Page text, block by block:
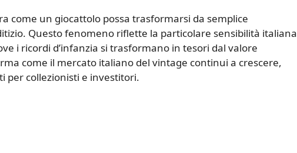
come un giocattolo possa trasformarsi da semplice
Questo fenomeno riflette la particolare sensibilità italiana
i ricordi d’infanzia si trasformano in tesori dal valore
come il mercato italiano del vintage continui a crescere,
collezionisti e investitori.